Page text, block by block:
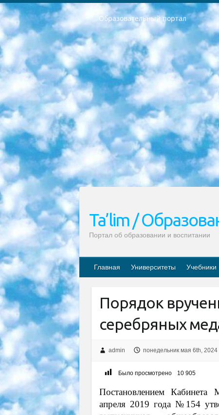
Образовательный портал
РЕСПУБЛИКА УЗБЕКИСТАН МИНИСТРЕРСТВО ДОШКОЛЬНОГО И ШКОЛЬНОГО ОБРАЗОВАНИЯ КОМАНДА в общеобразовательных учреждениях в 2023-2024 учебном году организация и проведение итоговой государственной аттестации обучающихся о Министра дошкольного и школьного образования Республики Узбекистан от 4 марта 2008 года (постановлением Минюста от 20 марта 2008 года № 1778 государственной регистрации) «Итоговое состояние учащихся общего среднего образования на основании положения об утверждении положения об аттестации общего среднего образования выпускной экзамен студентов в образовательных учреждениях в 2023-2024 учебном году В целях организации и прохождения аттестации приказываю: 1. Следующее: перечень предметов, по которым будет проводиться итоговая государственная аттестация и экзамен формы перевода согласно приложению 1; сертификаты международного образца, оценивающие уровень владения иностранными языками перечень согласно приложению 2; 2. Педагогический при специализированных образовательных учреждениях. научно-практический центр квалификации и международной оценки (Д.Давидова) 2024 г. До 25 марта: задания по предметам, по которым будет проводиться итоговая аттестация разработка и утверждение технических условий; итоговая аттестация на основании разработанного предметного задания разработка вопросов по предметам (устно и письменно), экзамен передача; общеобразовательные средние школы и специальные учебные заведения учащиеся выпускных классов школ и интернатов в агентской системе подготовка базы данных экзаменационных материалов и критериев оценки; перевод базы экзаменационных материалов на все языки обучения подать в Республиканский образовательный центр для изготовления; варианты экзаменов на основе разработанных контрольных материалов пусть будут поставлены задачи формирования. 3. Республиканский образовательный центр (Ш.Худайкулов) до 5 апреля 2024 года. до: база данных предоставленных экзаменационных материалов на все языки обучения перевод и экспертиза; для слепых, слабовидящих, глухих, слабослышащих и умственно отсталых детей учащиеся выпускных классов специализированных школ и школ-интернатов база данных экзаменационных материалов на всех преподаваемых языках подготовка критериев оценки; специализированные школы для умственно отсталых детей и технологии для учащихся выпускных классов школ-интернатов разработка соответствующих рекомендаций и критериев проведения ЕГЭ по естествознанию давать задания. 4. Педагогический при специализированных образовательных
Ta’lim /
Портал об образовании и воспитании
Главная Университеты Учебники
Порядок
серебряных
admin понедельник мая 6th, 2024
Было просмотрено 10 905
Постановлением Кабинета
апреля 2019 года №154